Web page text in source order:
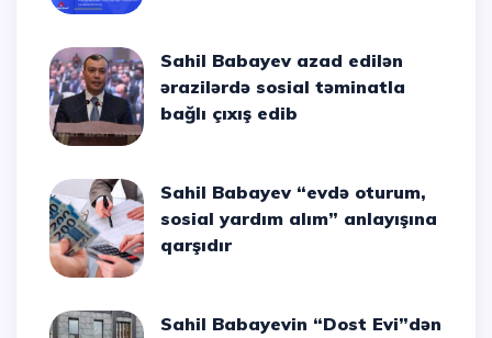
Sahil Babayev azad edilən
ərazilərdə sosial təminatla
bağlı çıxış edib
Sahil Babayev “evdə oturum,
sosial yardım alım” anlayışına
qarşıdır
Sahil Babayevin “Dost Evi”dən